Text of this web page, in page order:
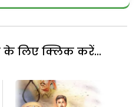
के लिए क्लिक करें...